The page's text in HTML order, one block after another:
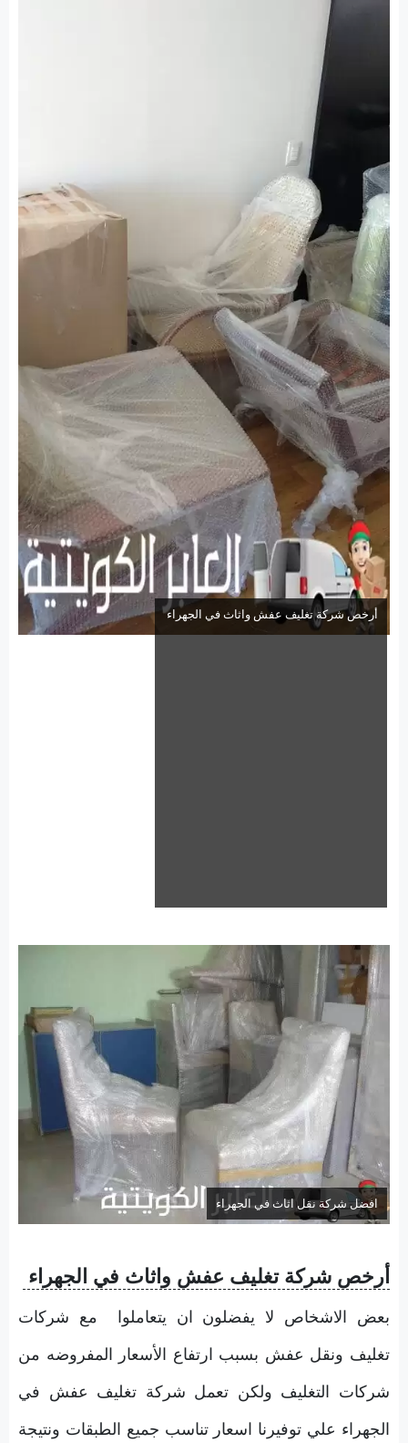
أرخص شركة تغليف عفش واثاث في الجهراء
افضل شركة نقل اثاث في الجهراء
أرخص شركة تغليف عفش واثاث في الجهراء
بعض الاشخاص لا يفضلون ان يتعاملوا مع شركات
تغليف ونقل عفش بسبب ارتفاع الأسعار المفروضه من
شركات التغليف ولكن تعمل شركة تغليف عفش في
الجهراء علي توفيرنا اسعار تناسب جميع الطبقات ونتيجة